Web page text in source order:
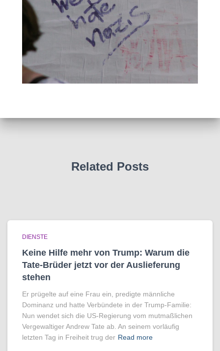
Related Posts
DIENSTE
Keine Hilfe mehr von Trump: Warum die
Tate-Brüder jetzt vor der Auslieferung
stehen
Er prügelte auf eine Frau ein, predigte männliche
Dominanz und hatte Verbündete in der Trump-Familie:
Nun wendet sich die US-Regierung vom mutmaßlichen
Vergewaltiger Andrew Tate ab. An seinem vorläufig
letzten Tag in Freiheit trug der Read more